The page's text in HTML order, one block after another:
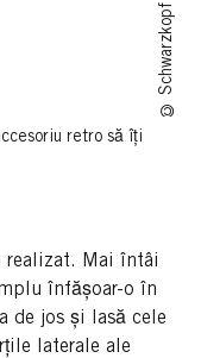
© Schwarzkopf
retro să îți
realizat. Mai întâi
înfășoar-o în
de jos și lasă cele
laterale ale